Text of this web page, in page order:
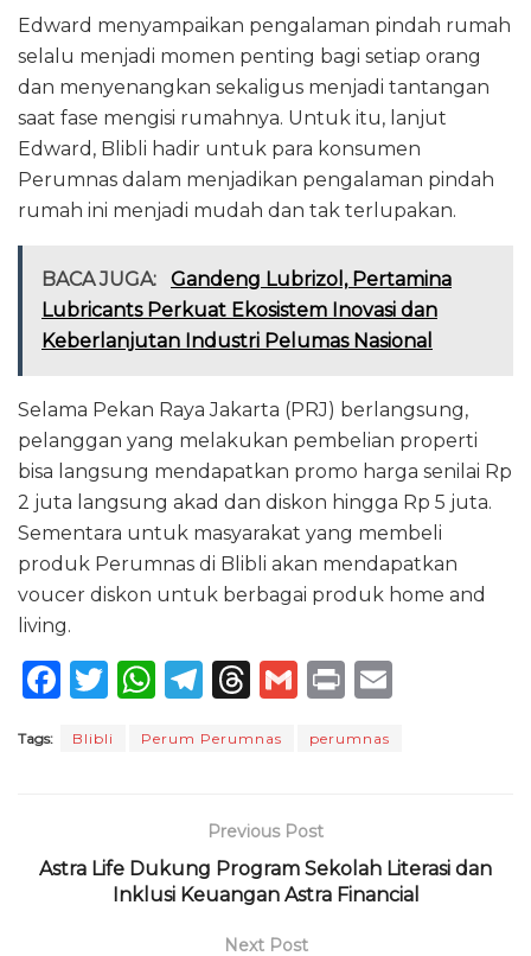
Edward menyampaikan pengalaman pindah rumah
selalu menjadi momen penting bagi setiap orang
dan menyenangkan sekaligus menjadi tantangan
saat fase mengisi rumahnya. Untuk itu, lanjut
Edward, Blibli hadir untuk para konsumen
Perumnas dalam menjadikan pengalaman pindah
rumah ini menjadi mudah dan tak terlupakan.
BACA JUGA:
Gandeng Lubrizol, Pertamina
Lubricants Perkuat Ekosistem Inovasi dan
Keberlanjutan Industri Pelumas Nasional
Selama Pekan Raya Jakarta (PRJ) berlangsung,
pelanggan yang melakukan pembelian properti
bisa langsung mendapatkan promo harga senilai Rp
2 juta langsung akad dan diskon hingga Rp 5 juta.
Sementara untuk masyarakat yang membeli
produk Perumnas di Blibli akan mendapatkan
voucer diskon untuk berbagai produk home and
living.
F
c
o
T
it
W
a
p
p
T
e
ra
m
T
re
d
s
G
ai
P
n
Tags: Blibli Perum Perumnas perumnas
Previous Post
Astra Life Dukung Program Sekolah Literasi dan
Inklusi Keuangan Astra Financial
Next Post